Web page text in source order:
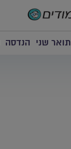
תואר שני הנדסה